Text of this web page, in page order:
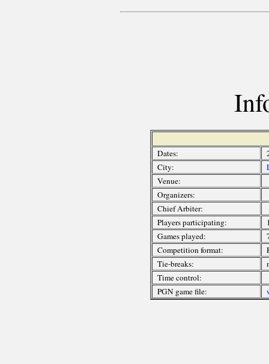
Dates:
City:
Venue:
Organizers:
Chief Arbiter:
Players participating:
Games played:
Competition format:
Tie-breaks:
Time control:
PGN game file: